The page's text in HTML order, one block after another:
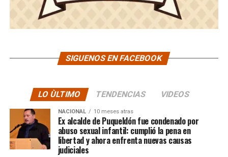
SIGUENOS EN FACEBOOK
LO ÙLTIMO TENDENCIAS VIDEOS
NACIONAL 10 meses atras
Ex alcalde de Puqueldón fue condenado por
abuso sexual infantil: cumplió la pena en
libertad y ahora enfrenta nuevas causas
judiciales